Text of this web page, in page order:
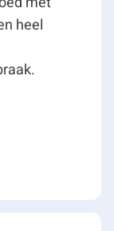
van vijf
heel